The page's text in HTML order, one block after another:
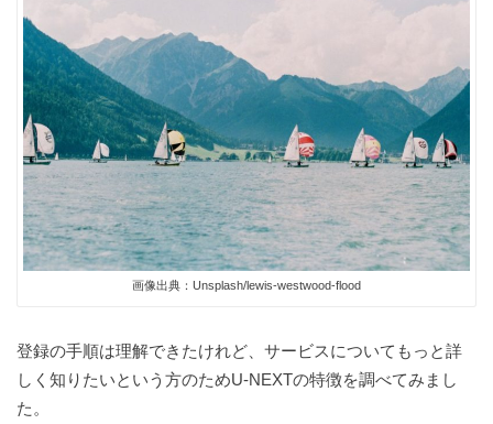
画像出典：Unsplash/lewis-westwood-flood
登録の手順は理解できたけれど、サービスについてもっと詳
しく知りたいという方のためU-NEXTの特徴を調べてみまし
た。